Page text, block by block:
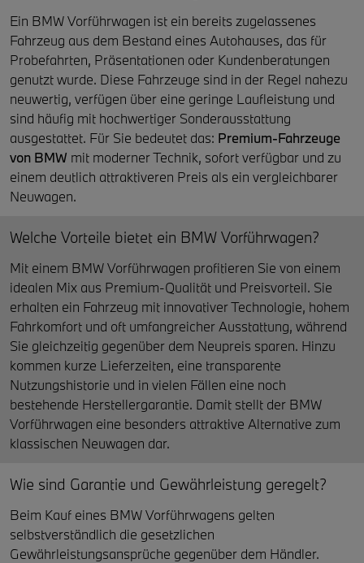
Ein BMW Vorführwagen ist ein bereits zugelassenes
Fahrzeug aus dem Bestand eines Autohauses, das für
Probefahrten, Präsentationen oder Kundenberatungen
genutzt wurde. Diese Fahrzeuge sind in der Regel nahezu
neuwertig, verfügen über eine geringe Laufleistung und
sind häufig mit hochwertiger Sonderausstattung
ausgestattet. Für Sie bedeutet das: Premium-Fahrzeuge
von BMW mit moderner Technik, sofort verfügbar und zu
einem deutlich attraktiveren Preis als ein vergleichbarer
Neuwagen.
Welche Vorteile bietet ein BMW Vorführwagen?
Mit einem BMW Vorführwagen profitieren Sie von einem
idealen Mix aus Premium-Qualität und Preisvorteil. Sie
erhalten ein Fahrzeug mit innovativer Technologie, hohem
Fahrkomfort und oft umfangreicher Ausstattung, während
Sie gleichzeitig gegenüber dem Neupreis sparen. Hinzu
kommen kurze Lieferzeiten, eine transparente
Nutzungshistorie und in vielen Fällen eine noch
bestehende Herstellergarantie. Damit stellt der BMW
Vorführwagen eine besonders attraktive Alternative zum
klassischen Neuwagen dar.
Wie sind Garantie und Gewährleistung geregelt?
Beim Kauf eines BMW Vorführwagens gelten
selbstverständlich die gesetzlichen
Gewährleistungsansprüche gegenüber dem Händler.